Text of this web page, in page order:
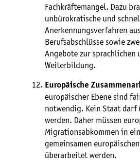
Fachkräftemangel. Dazu
unbürokratische und
Anerkennungsverfahren
Berufsabschlüsse sowie
Angebote zur sprachlichen
Weiterbildung.
Europäische
europäischer Ebene sind
notwendig. Kein Staat
werden. Daher müssen
Migrationsabkommen in
gemeinsamen
überarbeitet werden.